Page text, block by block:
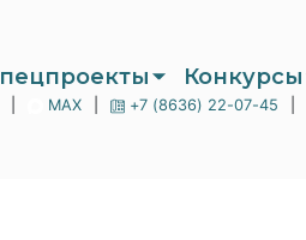
Конкурсы
MAX +7 (8636) 22-07-45